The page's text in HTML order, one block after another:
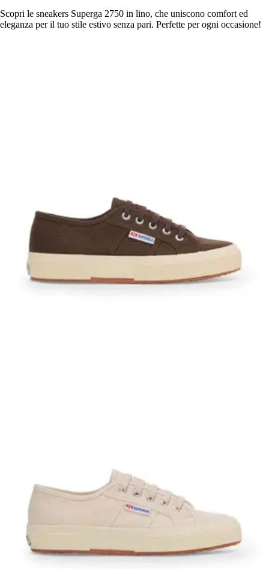
Scopri le sneakers Superga 2750 in lino, che uniscono comfort ed
eleganza per il tuo stile estivo senza pari. Perfette per ogni occasione!